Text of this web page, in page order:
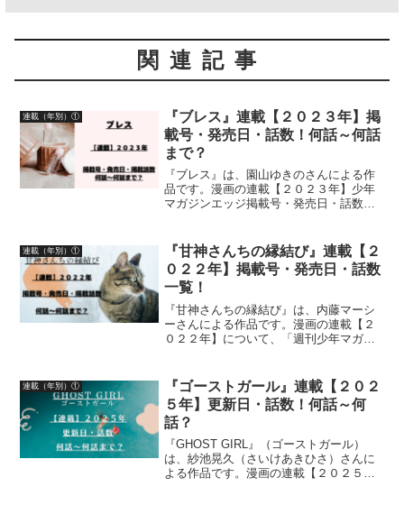
関連記事
連載（年別）①
『ブレス』連載【２０２３年】掲
載号・発売日・話数！何話～何話
まで？
『ブレス』は、園山ゆきのさんによる作
品です。漫画の連載【２０２３年】少年
マガジンエッジ掲載号・発売日・話数に
連載（年別）①
『甘神さんちの縁結び』連載【２
０２２年】掲載号・発売日・話数
一覧！
『甘神さんちの縁結び』は、内藤マーシ
ーさんによる作品です。漫画の連載【２
０２２年】について、「週刊少年マガジ
連載（年別）①
『ゴーストガール』連載【２０２
５年】更新日・話数！何話～何
話？
『GHOST GIRL』（ゴーストガール）
は、紗池晃久（さいけあきひさ）さんに
よる作品です。漫画の連載【２０２５